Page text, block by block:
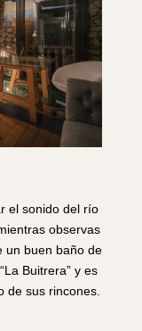
el sonido del río
observas
un buen baño de
Buitrera” y es
de sus rincones.